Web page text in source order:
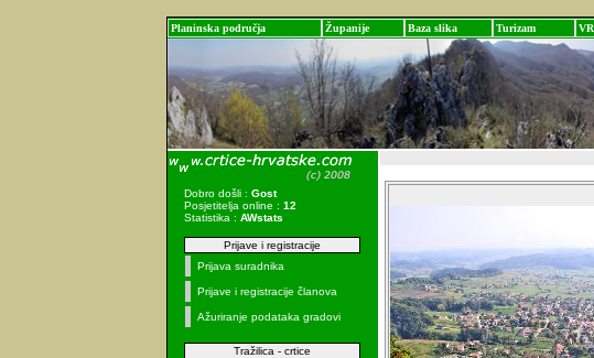
Planinska područja Županije Baza slika Turizam
Dobro došli : Gost
Posjetitelja online : 12
Statistika : AWstats
Prijave i registracije
Prijava suradnika
Prijave i registracije članova
Ažuriranje podataka gradovi
Tražilica - crtice